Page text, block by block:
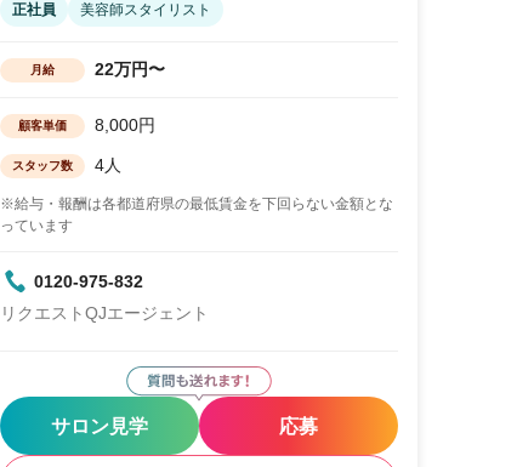
正社員 美容師スタイリスト
月給 22万円〜
顧客単価 8,000円
スタッフ数 4人
※給与・報酬は各都道府県の最低賃金を下回らない金額とな
っています
0120-975-832
リクエストQJエージェント
サロン見学 応募